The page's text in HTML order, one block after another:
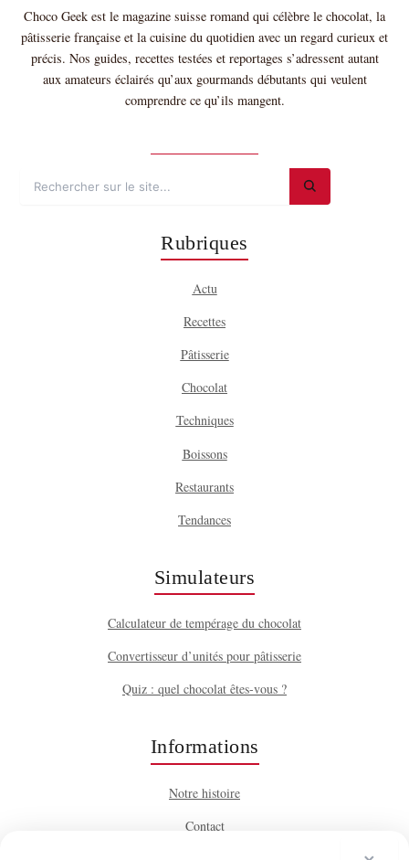
Choco Geek est le magazine suisse romand qui célèbre le chocolat, la
pâtisserie française et la cuisine du quotidien avec un regard curieux et
précis. Nos guides, recettes testées et reportages s’adressent autant
aux amateurs éclairés qu’aux gourmands débutants qui veulent
comprendre ce qu’ils mangent.
Rubriques
Actu
Recettes
Pâtisserie
Chocolat
Techniques
Boissons
Restaurants
Tendances
Simulateurs
Calculateur de tempérage du chocolat
Convertisseur d’unités pour pâtisserie
Quiz : quel chocolat êtes-vous ?
Informations
Notre histoire
Contact